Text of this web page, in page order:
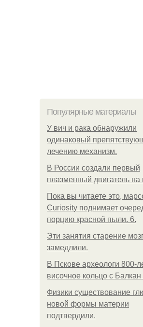
Популярные материалы
У вич и рака обнаружили
одинаковый
лечению механизм.
В России создали первый
плазменный двигатель на
Пока вы читаете это,
Curiosity поднимает
порцию красной пыли. 6.
Эти занятия старение
замедлили.
В Пскове археологи 800-
височное кольцо с
Физики существование
новой формы материи
подтвердили.